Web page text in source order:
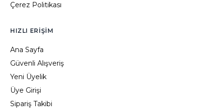
Çerez Politikası
HIZLI ERIŞIM
Ana Sayfa
Güvenli Alışveriş
Yeni Üyelik
Üye Girişi
Sipariş Takibi